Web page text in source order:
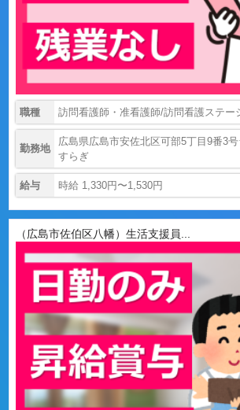
職種 訪問看護師・准看護師/訪問看護ステー
勤務地
広島県広島市安佐北区可部5丁目9番3
すらぎ
給与 時給 1,330円〜1,530円
（広島市佐伯区八幡）生活支援員...